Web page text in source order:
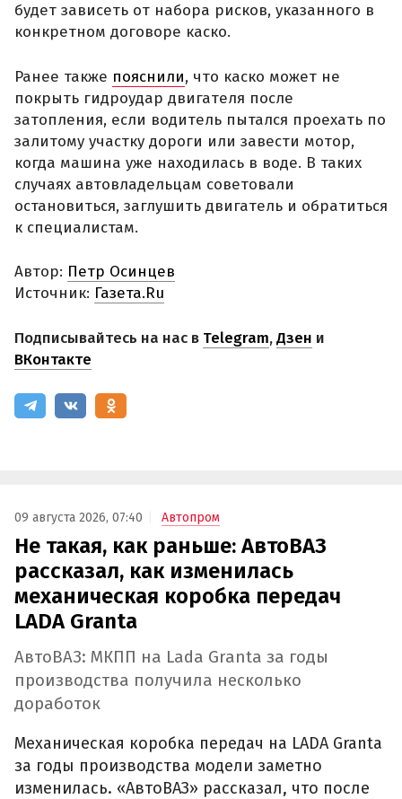
будет зависеть от набора рисков, указанного в
конкретном договоре каско.
Ранее также пояснили, что каско может не
покрыть гидроудар двигателя после
затопления, если водитель пытался проехать по
залитому участку дороги или завести мотор,
когда машина уже находилась в воде. В таких
случаях автовладельцам советовали
остановиться, заглушить двигатель и обратиться
к специалистам.
Автор: Петр Осинцев
Источник: Газета.Ru
Подписывайтесь на нас в Telegram,Дзен и
ВКонтакте
09 августа 2026, 07:40 Автопром
Не такая, как раньше: АвтоВАЗ
рассказал, как изменилась
механическая коробка передач
LADA Granta
АвтоВАЗ: МКПП на Lada Granta за годы
производства получила несколько
доработок
Механическая коробка передач на LADA Granta
за годы производства модели заметно
изменилась. «АвтоВАЗ» рассказал, что после